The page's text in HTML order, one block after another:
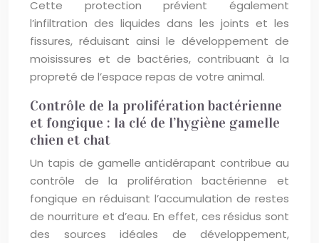
Cette protection prévient également
l’infiltration des liquides dans les joints et les
fissures, réduisant ainsi le développement de
moisissures et de bactéries, contribuant à la
propreté de l’espace repas de votre animal.
Contrôle de la prolifération bactérienne
et fongique : la clé de l’hygiène gamelle
chien et chat
Un tapis de gamelle antidérapant contribue au
contrôle de la prolifération bactérienne et
fongique en réduisant l’accumulation de restes
de nourriture et d’eau. En effet, ces résidus sont
des sources idéales de développement,